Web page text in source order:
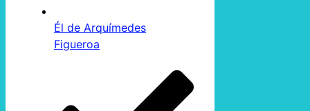
Él de Arquímedes
Figueroa